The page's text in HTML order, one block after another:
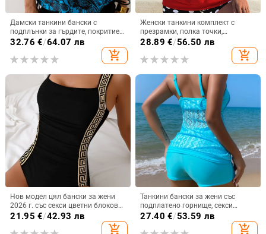
Дамски танкини бански с
подплънки за гърдите, покритие
на корема и консервативен стил;
82% полиестер; подходящ за
плуване и водни спортове
32.76 €/64.07 лв
add_shopping_cart
Женски танкини комплект с
презрамки, полка точки,
двучастен бански в стил
Европейски и Американски
28.89 €/56.50 лв
add_shopping_cart
Нов модел цял бански за жени
2026 г. със секси цветни блокове
и стилни детайли
21.95 €/42.93 лв
add_shopping_cart
Танкини бански за жени със
подплатено горнище, секси
принт, полиестер/найлон
материя (80% нейлон), долна
27.40 €/53.59 лв
add_shopping_cart